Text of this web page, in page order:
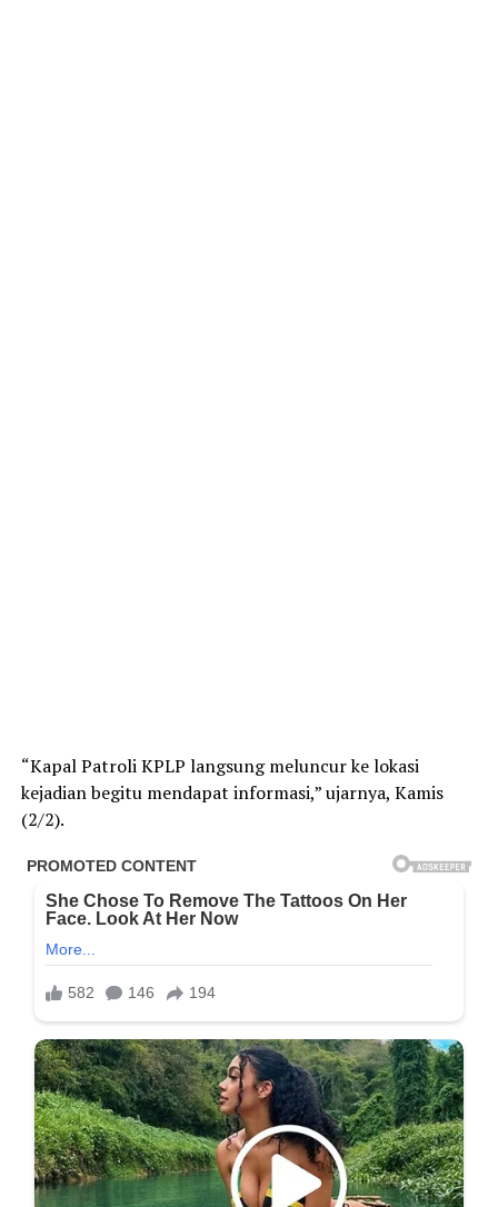
“Kapal Patroli KPLP langsung meluncur ke lokasi
kejadian begitu mendapat informasi,” ujarnya, Kamis
(2/2).